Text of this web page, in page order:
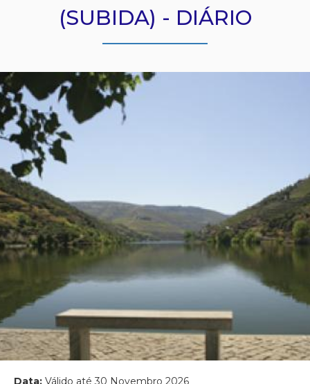
(SUBIDA) - DIÁRIO
Data: Válido até 30 Novembro 2026